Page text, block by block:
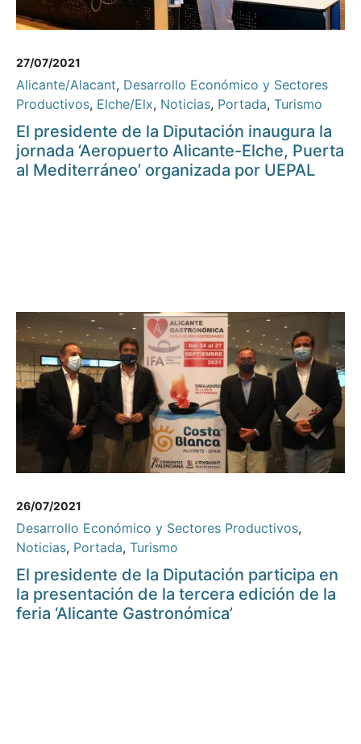
27/07/2021
Alicante/Alacant, Desarrollo Económico y Sectores
Productivos, Elche/Elx, Noticias, Portada, Turismo
El presidente de la Diputación inaugura la
jornada ‘Aeropuerto Alicante-Elche, Puerta
al Mediterráneo’ organizada por UEPAL
26/07/2021
Desarrollo Económico y Sectores Productivos,
Noticias, Portada, Turismo
El presidente de la Diputación participa en
la presentación de la tercera edición de la
feria ‘Alicante Gastronómica’